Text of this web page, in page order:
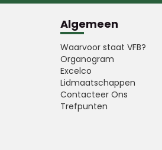
Algemeen
Waarvoor staat VFB?
Organogram
Excelco
Lidmaatschappen
Contacteer Ons
Trefpunten